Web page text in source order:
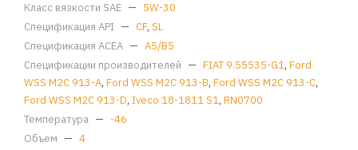
Класс вязкости SAE — 5W-30
Спецификация API — CF, SL
Спецификация ACEA — A5/B5
Спецификации производителей — FIAT 9.55535-G1, Ford
WSS M2C 913-A, Ford WSS M2C 913-B, Ford WSS M2C 913-C,
Ford WSS M2C 913-D, Iveco 18-1811 S1, RN0700
Температура — -46
Объем — 4